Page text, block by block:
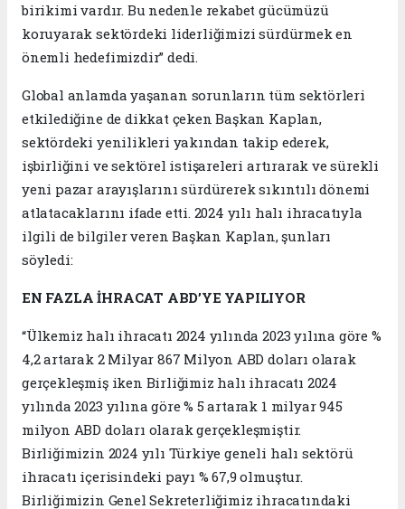
birikimi vardır. Bu nedenle rekabet gücümüzü
koruyarak sektördeki liderliğimizi sürdürmek en
önemli hedefimizdir” dedi.
Global anlamda yaşanan sorunların tüm sektörleri
etkilediğine de dikkat çeken Başkan Kaplan,
sektördeki yenilikleri yakından takip ederek,
işbirliğini ve sektörel istişareleri artırarak ve sürekli
yeni pazar arayışlarını sürdürerek sıkıntılı dönemi
atlatacaklarını ifade etti. 2024 yılı halı ihracatıyla
ilgili de bilgiler veren Başkan Kaplan, şunları
söyledi:
EN FAZLA İHRACAT ABD’YE YAPILIYOR
“Ülkemiz halı ihracatı 2024 yılında 2023 yılına göre %
4,2 artarak 2 Milyar 867 Milyon ABD doları olarak
gerçekleşmiş iken Birliğimiz halı ihracatı 2024
yılında 2023 yılına göre % 5 artarak 1 milyar 945
milyon ABD doları olarak gerçekleşmiştir.
Birliğimizin 2024 yılı Türkiye geneli halı sektörü
ihracatı içerisindeki payı % 67,9 olmuştur.
Birliğimizin Genel Sekreterliğimiz ihracatındaki